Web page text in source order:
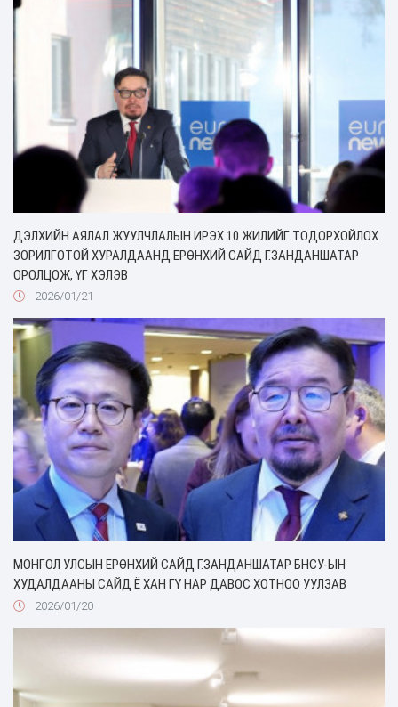
ДЭЛХИЙН АЯЛАЛ ЖУУЛЧЛАЛЫН ИРЭХ 10 ЖИЛИЙГ ТОДОРХОЙЛОХ
ЗОРИЛГОТОЙ ХУРАЛДААНД ЕРӨНХИЙ САЙД Г.ЗАНДАНШАТАР
ОРОЛЦОЖ, ҮГ ХЭЛЭВ
2026/01/21
МОНГОЛ УЛСЫН ЕРӨНХИЙ САЙД Г.ЗАНДАНШАТАР БНСУ-ЫН
ХУДАЛДААНЫ САЙД Ё ХАН ГҮ НАР ДАВОС ХОТНОО УУЛЗАВ
2026/01/20